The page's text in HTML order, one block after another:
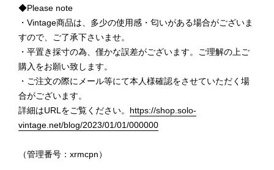
◆Please note
・Vintage商品は、多少の使用感・匂いがある場合がございま
すので、ご了承下さいませ。
・平置き採寸の為、僅かな誤差がございます。ご理解の上ご
購入をお願い致します。
・ご注文の際にメール等にて本人様確認をさせていただく場
合がございます。
詳細はURLをご覧ください。 https://shop.solo-
vintage.net/blog/2023/01/01/000000
（管理番号：xrmcpn）